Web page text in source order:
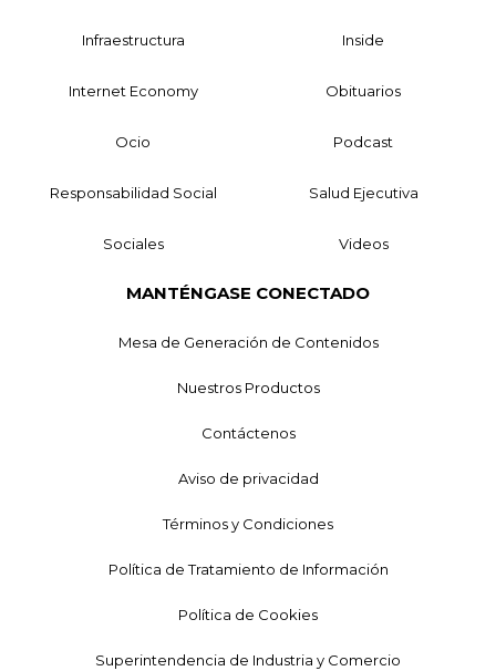
Infraestructura Inside
Internet Economy Obituarios
Ocio Podcast
Responsabilidad Social Salud Ejecutiva
Sociales Videos
MANTÉNGASE CONECTADO
Mesa de Generación de Contenidos
Nuestros Productos
Contáctenos
Aviso de privacidad
Términos y Condiciones
Política de Tratamiento de Información
Política de Cookies
Superintendencia de Industria y Comercio